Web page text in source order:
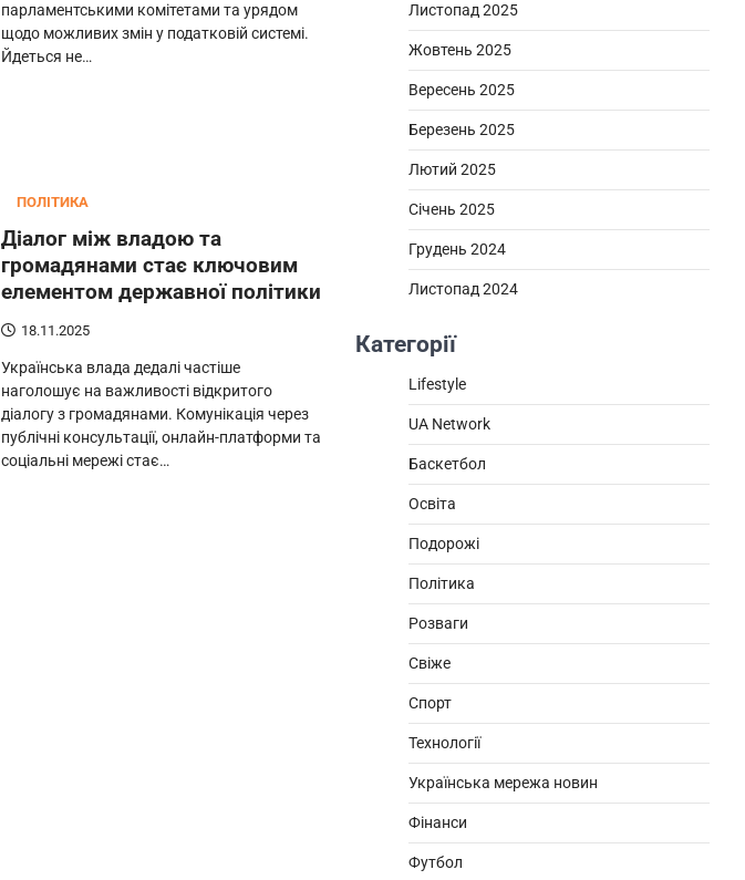
парламентськими комітетами та урядом
щодо можливих змін у податковій системі.
Йдеться не…
ПОЛІТИКА
Діалог між владою та
громадянами стає ключовим
елементом державної політики
18.11.2025
Українська влада дедалі частіше
наголошує на важливості відкритого
діалогу з громадянами. Комунікація через
публічні консультації, онлайн-платформи та
соціальні мережі стає…
Листопад 2025
Жовтень 2025
Вересень 2025
Березень 2025
Лютий 2025
Січень 2025
Грудень 2024
Листопад 2024
Категорії
Lifestyle
UA Network
Баскетбол
Освіта
Подорожі
Політика
Розваги
Свіже
Спорт
Технології
Українська мережа новин
Фінанси
Футбол